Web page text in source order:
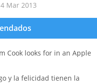
4 Mar 2013
Cook looks for in an Apple
y la felicidad tienen la